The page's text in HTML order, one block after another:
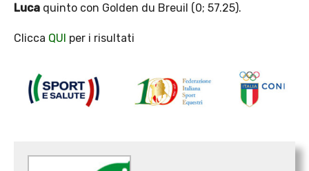
Luca quinto con Golden du Breuil (0; 57.25).
Clicca QUI per i risultati